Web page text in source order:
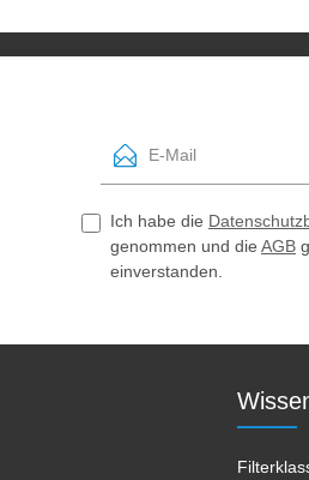
Ich habe die
genommen und die AGB
einverstanden.